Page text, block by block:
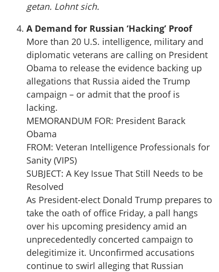
getan. Lohnt sich.
A Demand for Russian ‘Hacking’ Proof
More than 20 U.S. intelligence, military and
diplomatic veterans are calling on President
Obama to release the evidence backing up
allegations that Russia aided the Trump
campaign – or admit that the proof is
lacking.
MEMORANDUM FOR: President Barack
Obama
FROM: Veteran Intelligence Professionals for
Sanity (VIPS)
SUBJECT: A Key Issue That Still Needs to be
Resolved
As President-elect Donald Trump prepares to
take the oath of office Friday, a pall hangs
over his upcoming presidency amid an
unprecedentedly concerted campaign to
delegitimize it. Unconfirmed accusations
continue to swirl alleging that Russian